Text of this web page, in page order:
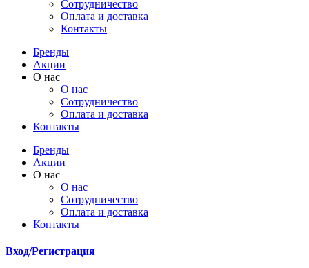
Cотрудничество
Оплата и доставка
Контакты
Бренды
Акции
О нас
О нас
Cотрудничество
Оплата и доставка
Контакты
Бренды
Акции
О нас
О нас
Cотрудничество
Оплата и доставка
Контакты
Вход/Регистрация